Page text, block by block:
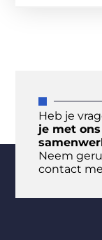
Heb je
je met ons
Neem
contact